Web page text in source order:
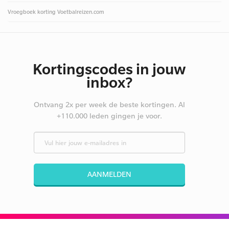
Vroegboek korting Voetbalreizen.com
Kortingscodes in jouw
inbox?
Ontvang 2x per week de beste kortingen. Al
+110.000 leden gingen je voor.
AANMELDEN